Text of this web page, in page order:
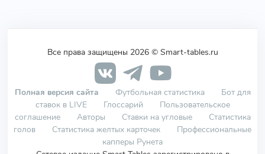
Все права защищены 2026 © Smart-tables.ru
Полная версия сайта Футбольная статистика
Бот для
ставок в LIVE
Глоссарий
Пользовательское
соглашение
Авторы Ставки на угловые
Статистика
голов
Статистика желтых карточек
Профессиональные
капперы Рунета